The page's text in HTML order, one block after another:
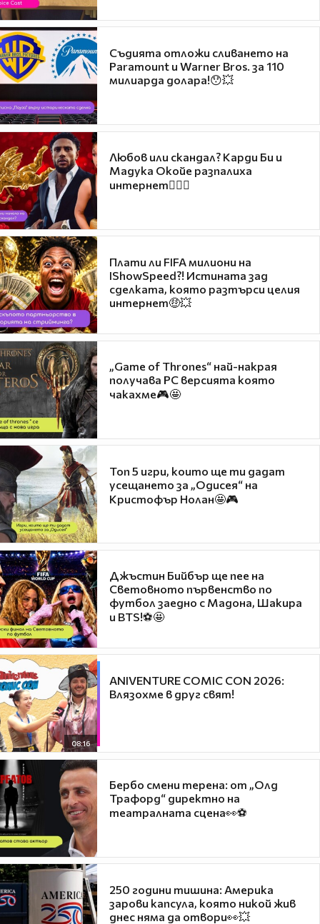
Съдията отложи сливането на
Paramount и Warner Bros. за 110
милиарда долара!😯💥
Любов или скандал? Карди Би и
Мадука Окойе разпалиха
интернет❤️‍🔥🔥
Плати ли FIFA милиони на
IShowSpeed?! Истината зад
сделката, която разтърси целия
интернет🤑💥
„Game of Thrones“ най-накрая
получава PC версията която
чакахме🎮🤩
Топ 5 игри, които ще ти дадат
усещането за „Одисея“ на
Кристофър Нолан🤩🎮
Джъстин Бийбър ще пее на
Световното първенство по
футбол заедно с Мадона, Шакира
и BTS!⚽🤩
08:16
ANIVENTURE COMIC CON 2026:
Влязохме в друг свят!
Бербо смени терена: от „Олд
Трафорд“ директно на
театралната сцена👀⚽
250 години тишина: Америка
зарови капсула, която никой жив
днес няма да отвори👀💥